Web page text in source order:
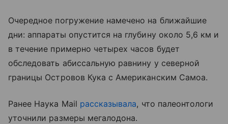
Очередное погружение намечено на ближайшие
дни: аппараты опустится на глубину около 5,6 км и
в течение примерно четырех часов будет
обследовать абиссальную равнину у северной
границы Островов Кука с Американским Самоа.
Ранее Наука Mail рассказывала, что палеонтологи
уточнили размеры мегалодона.